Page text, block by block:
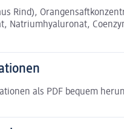
Rind),
Natriumhyaluronat,
als PDF bequem